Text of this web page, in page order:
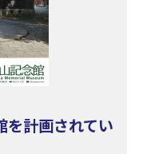
を計画されてい